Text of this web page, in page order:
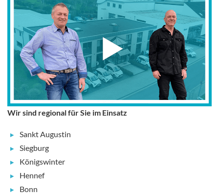
Wir sind regional für Sie im Einsatz
Sankt Augustin
Siegburg
Königswinter
Hennef
Bonn